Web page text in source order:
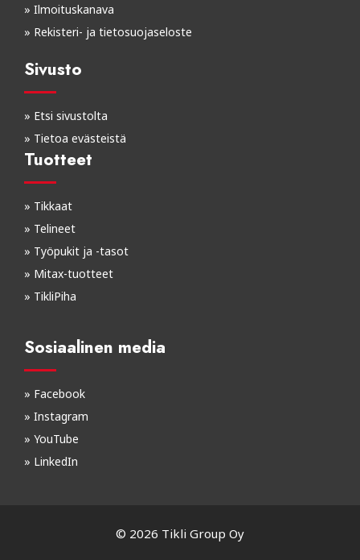
» Ilmoituskanava
» Rekisteri- ja tietosuojaseloste
Sivusto
» Etsi sivustolta
» Tietoa evästeistä
Tuotteet
» Tikkaat
» Telineet
» Työpukit ja -tasot
» Mitax-tuotteet
» TikliPiha
Sosiaalinen media
» Facebook
» Instagram
» YouTube
» LinkedIn
© 2026 Tikli Group Oy